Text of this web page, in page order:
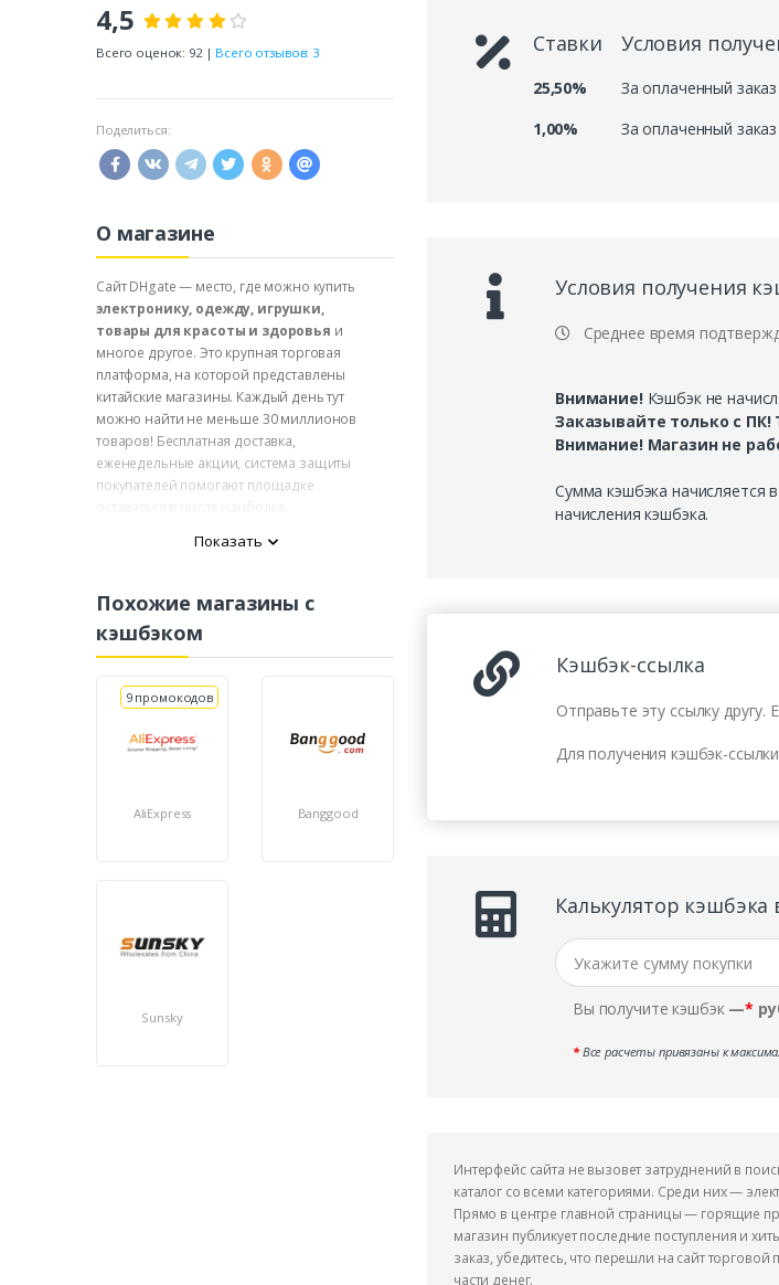
4,5
Всего оценок: 92 | Всего отзывов: 3
Поделиться:
О магазине
Сайт DHgate — место, где можно купить
электронику, одежду, игрушки,
товары для красоты и здоровья и
многое другое. Это крупная торговая
платформа, на которой представлены
китайские магазины. Каждый день тут
можно найти не меньше 30 миллионов
товаров! Бесплатная доставка,
еженедельные акции, система защиты
покупателей помогают площадке
станут еще выгоднее, ведь кешбэк сервис
потраченных на них денег.
Показать
Похожие магазины с
кэшбэком
9 промокодов
AliExpress Banggood
Sunsky
Ставки Условия
25,50%
За оплаченный
1,00%
За оплаченный
Условия получения
Среднее время
Внимание!Кэшбэк не
Заказывайте только с ПК!
Внимание! Магазин не
Сумма кэшбэка начисляется в
начисления кэшбэка.
Кэшбэк-ссылка
Отправьте эту ссылку другу.
Для получения кэшбэк-
Калькулятор кэшбэка
Вы получите кэшбэк —*
*Все расчеты привязаны к
Интерфейс сайта не вызовет затруднений в
каталог со всеми категориями. Среди них —
Прямо в центре главной страницы — горящие
магазин публикует последние поступления и
заказ, убедитесь, что перешли на сайт
части денег.